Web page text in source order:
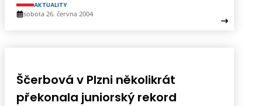
AKTUALITY
sobota 26. června 2004
Ščerbová v Plzni několikrát
překonala juniorský rekord